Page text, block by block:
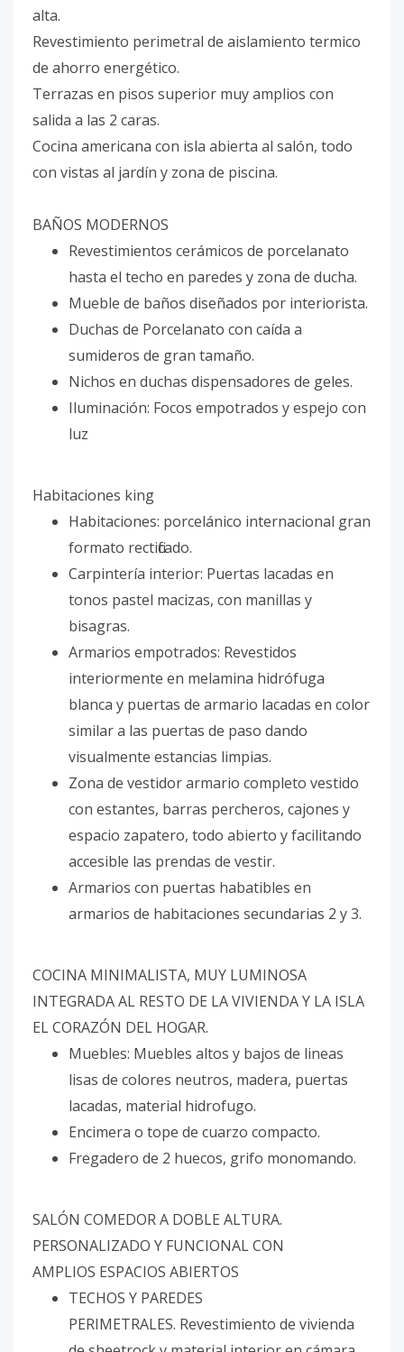
alta.
Revestimiento perimetral de aislamiento termico
de ahorro energético.
Terrazas en pisos superior muy amplios con
salida a las 2 caras.
Cocina americana con isla abierta al salón, todo
con vistas al jardín y zona de piscina.
BAÑOS MODERNOS
Revestimientos cerámicos de porcelanato
hasta el techo en paredes y zona de ducha.
Mueble de baños diseñados por interiorista.
Duchas de Porcelanato con caída a
sumideros de gran tamaño.
Nichos en duchas dispensadores de geles.
Iluminación: Focos empotrados y espejo con
luz
Habitaciones king
Habitaciones: porcelánico internacional gran
formato rectificado.
Carpintería interior: Puertas lacadas en
tonos pastel macizas, con manillas y
bisagras.
Armarios empotrados: Revestidos
interiormente en melamina hidrófuga
blanca y puertas de armario lacadas en color
similar a las puertas de paso dando
visualmente estancias limpias.
Zona de vestidor armario completo vestido
con estantes, barras percheros, cajones y
espacio zapatero, todo abierto y facilitando
accesible las prendas de vestir.
Armarios con puertas habatibles en
armarios de habitaciones secundarias 2 y 3.
COCINA MINIMALISTA, MUY LUMINOSA
INTEGRADA AL RESTO DE LA VIVIENDA Y LA ISLA
EL CORAZÓN DEL HOGAR.
Muebles: Muebles altos y bajos de lineas
lisas de colores neutros, madera, puertas
lacadas, material hidrofugo.
Encimera o tope de cuarzo compacto.
Fregadero de 2 huecos, grifo monomando.
SALÓN COMEDOR A DOBLE ALTURA.
PERSONALIZADO Y FUNCIONAL CON
AMPLIOS ESPACIOS ABIERTOS
TECHOS Y PAREDES
PERIMETRALES. Revestimiento de vivienda